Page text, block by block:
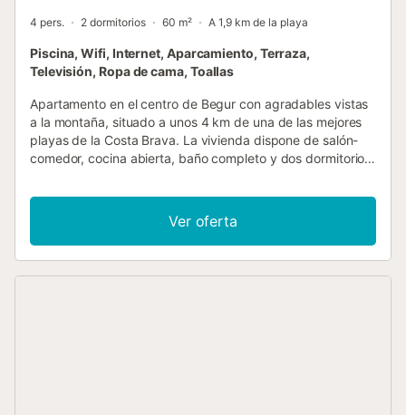
4 pers. 2 dormitorios 60 m² A 1,9 km de la playa
Piscina, Wifi, Internet, Aparcamiento, Terraza,
Televisión, Ropa de cama, Toallas
Apartamento en el centro de Begur con agradables vistas
a la montaña, situado a unos 4 km de una de las mejores
playas de la Costa Brava. La vivienda dispone de salón-
comedor, cocina abierta, baño completo y dos dormitorios
comunidad cuenta con piscina y una amplia terraza
solárium, desde donde se pueden disfrutar fantásticas
vistas al Castillo de Begur. Incluye plaza de parking en
garaje cerrado. Una opción cómoda y práctica para
Ver oferta